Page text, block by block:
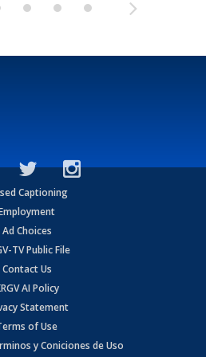
Captioning
Ad Choices
TV Public File
Contact Us
AI Policy
Statement
of Use
y Coniciones de Uso